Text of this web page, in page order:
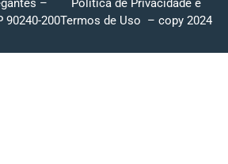
–
90240-200
Política de Privacidade e
Termos de Uso – copy 2024